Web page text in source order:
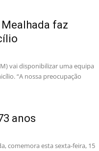
faz
vai disponibilizar uma equipa
“A nossa preocupação
anos
comemora esta sexta-feira, 15